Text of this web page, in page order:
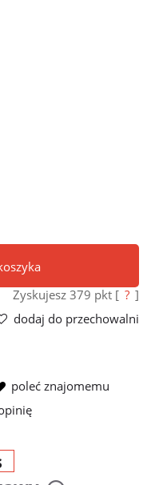
płatności
Zyskujesz 379 pkt [ ? ]
dodaj do przechowalni
poleć znajomemu